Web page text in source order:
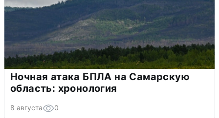
Ночная атака БПЛА на Самарскую
область: хронология
8 августа 0